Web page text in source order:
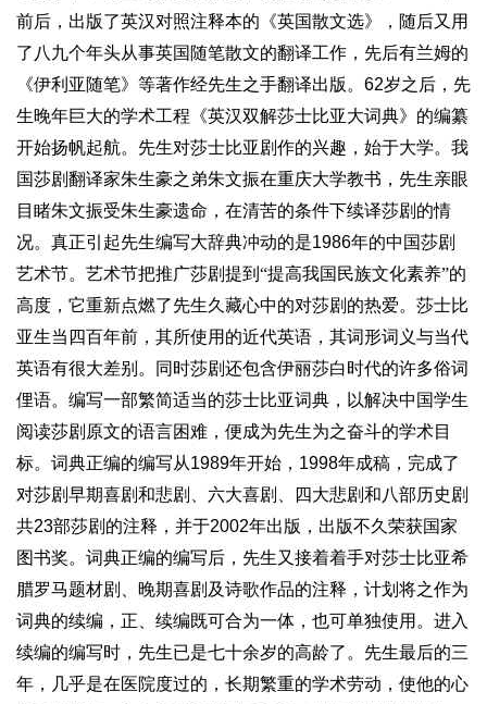
前后，出版了英汉对照注释本的《英国散文选》，随后又用
了八九个年头从事英国随笔散文的翻译工作，先后有兰姆的
《伊利亚随笔》等著作经先生之手翻译出版。 62岁之后，先
生晚年巨大的学术工程《英汉双解莎士比亚大词典》的编纂
开始扬帆起航。先生对莎士比亚剧作的兴趣，始于大学。我
国莎剧翻译家朱生豪之弟朱文振在重庆大学教书，先生亲眼
目睹朱文振受朱生豪遗命，在清苦的条件下续译莎剧的情
况。真正引起先生编写大辞典冲动的是1986年的中国莎剧
艺术节。艺术节把推广莎剧提到“提高我国民族文化素养”的
高度，它重新点燃了先生久藏心中的对莎剧的热爱。莎士比
亚生当四百年前，其所使用的近代英语，其词形词义与当代
英语有很大差别。同时莎剧还包含伊丽莎白时代的许多俗词
俚语。编写一部繁简适当的莎士比亚词典，以解决中国学生
阅读莎剧原文的语言困难，便成为先生为之奋斗的学术目
标。词典正编的编写从1989年开始， 1998年成稿，完成了
对莎剧早期喜剧和悲剧、六大喜剧、四大悲剧和八部历史剧
共23部莎剧的注释，并于2002年出版，出版不久荣获国家
图书奖。词典正编的编写后，先生又接着着手对莎士比亚希
腊罗马题材剧、晚期喜剧及诗歌作品的注释，计划将之作为
词典的续编，正、续编既可合为一体，也可单独使用。进入
续编的编写时，先生已是七十余岁的高龄了。先生最后的三
年，几乎是在医院度过的，长期繁重的学术劳动，使他的心